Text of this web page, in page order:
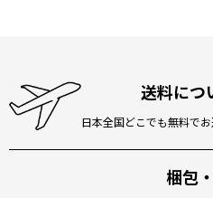
送料につ
日本全国どこでも無料でお
梱包